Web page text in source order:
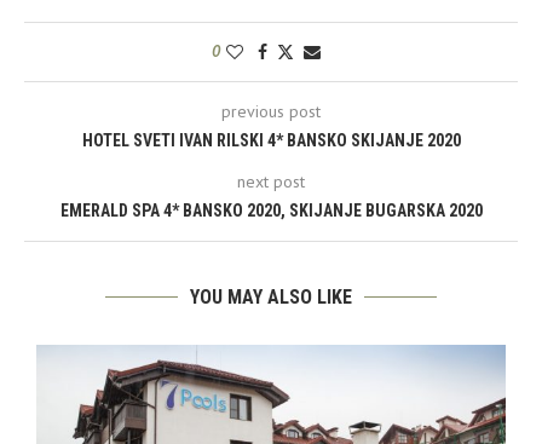
0
previous post
HOTEL SVETI IVAN RILSKI 4* BANSKO SKIJANJE 2020
next post
EMERALD SPA 4* BANSKO 2020, SKIJANJE BUGARSKA 2020
YOU MAY ALSO LIKE